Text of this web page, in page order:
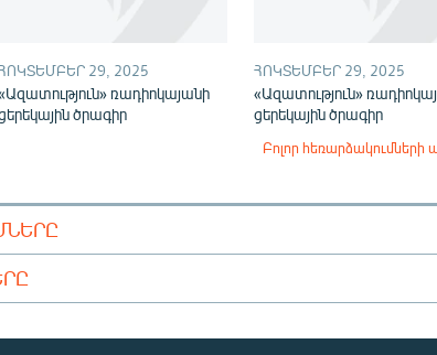
29, 2025
ռադիոկայանի
ծրագիր
ՀՈԿՏԵՄԲԵՐ 29, 2025
«Ազատություն»
ցերեկային ծրագիր
Բոլոր հեռարձակումների